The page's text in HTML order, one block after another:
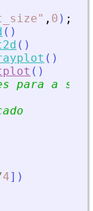
" , 0 ) ;
( )
( )
( )
( )
para a
4] )